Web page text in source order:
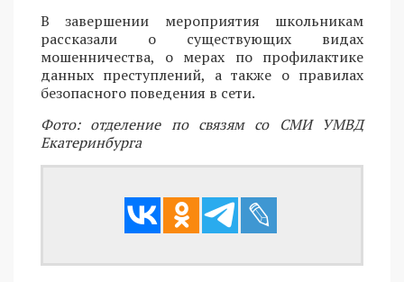
В завершении мероприятия школьникам
рассказали о существующих видах
мошенничества, о мерах по профилактике
данных преступлений, а также о правилах
безопасного поведения в сети.
Фото: отделение по связям со СМИ УМВД
Екатеринбурга